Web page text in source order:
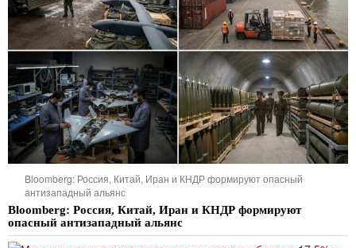
Bloomberg: Россия, Китай, Иран и КНДР формируют опасный
антизападный альянс
Bloomberg: Россия, Китай, Иран и КНДР формируют
опасный антизападный альянс